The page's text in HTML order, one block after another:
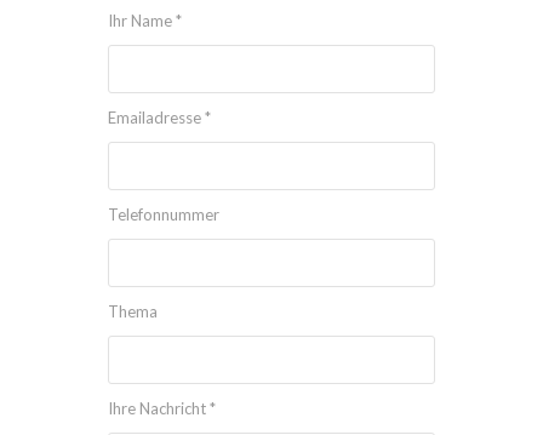
Ihr Name *
Emailadresse *
Telefonnummer
Thema
Ihre Nachricht *